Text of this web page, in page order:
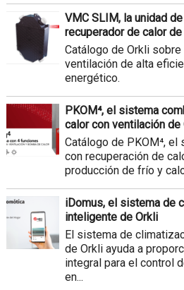
VMC SLIM, la unidad
recuperador de calor
Catálogo de Orkli
ventilación de alta
energético.
PKOM⁴, el sistema
calor con ventilación de
Catálogo de PKOM⁴,
con recuperación de
producción de frío y
iDomus, el sistema de
inteligente de Orkli
El sistema de
de Orkli ayuda a
integral para el control
en...